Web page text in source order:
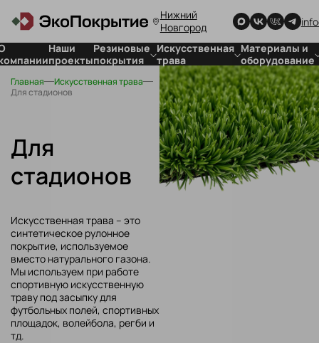
Нижний
Новгород
Наши
проекты
Резиновые
покрытия
Покрытия
для частных
плитка
Искусственная
трава
Для стадионов
Для футбольных
полей
Материалы и
оборудование
Для резиновых
покрытий
Для
искусственной
травы
Главная
Искусственная трава
Для стадионов
Для
стадионов
Искусственная трава – это
синтетическое рулонное
покрытие, используемое
вместо натурального газона.
Мы используем при работе
спортивную искусственную
траву под засыпку для
футбольных полей, спортивных
площадок, волейбола, регби и
тд.